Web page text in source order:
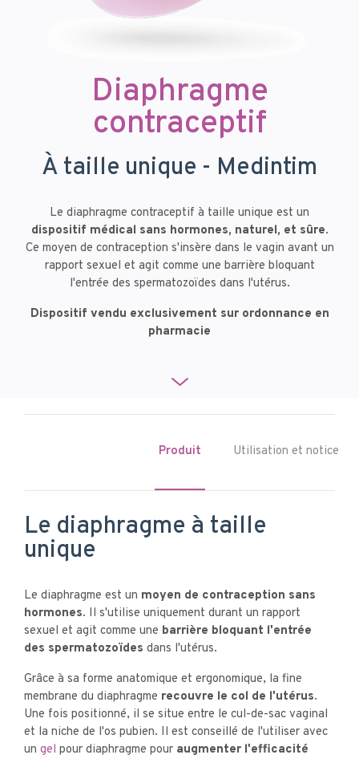
Diaphragme
contraceptif
À taille unique - Medintim
Le diaphragme contraceptif à taille unique est un
dispositif médical sans hormones, naturel, et sûre.
Ce moyen de contraception s'insère dans le vagin avant un
rapport sexuel et agit comme une barrière bloquant
l'entrée des spermatozoïdes dans l'utérus.
Dispositif vendu exclusivement sur ordonnance en
pharmacie
Produit Utilisation et notice
Le diaphragme à taille
unique
Le diaphragme est un moyen de contraception sans
hormones. Il s'utilise uniquement durant un rapport
sexuel et agit comme une barrière bloquant l'entrée
des spermatozoïdes dans l'utérus.
Grâce à sa forme anatomique et ergonomique, la fine
membrane du diaphragme recouvre le col de l'utérus.
Une fois positionné, il se situe entre le cul-de-sac vaginal
et la niche de l'os pubien. Il est conseillé de l'utiliser avec
un gel pour diaphragme pour augmenter l'efficacité